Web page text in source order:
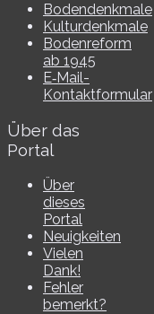
Bodendenkmale
Kulturdenkmale
Bodenreform
ab 1945
E‑Mail-​​
Kontaktformular
Über das
Portal
Über
dieses
Portal
Neuigkeiten
Vielen
Dank!
Fehler
bemerkt?